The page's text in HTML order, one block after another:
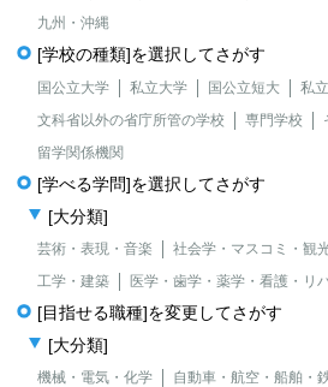
九州・沖縄
[学校の種類]を選択してさがす
国公立大学 私立大学 国公立短大 私
文科省以外の省庁所管の学校
専門学校
留学関係機関
[学べる学問]を選択してさがす
[大分類]
芸術・表現・音楽 社会学・マスコミ・観
工学・建築
医学・歯学・薬学・看護・リ
[目指せる職種]を変更してさがす
[大分類]
機械・電気・化学 自動車・航空・船舶・